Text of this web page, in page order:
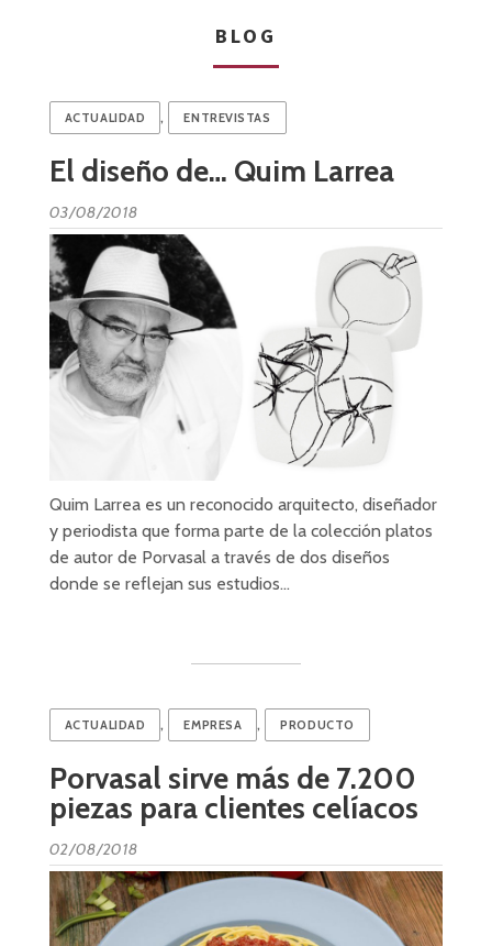
BLOG
ACTUALIDAD , ENTREVISTAS
El diseño de… Quim Larrea
03/08/2018
Quim Larrea es un reconocido arquitecto, diseñador
y periodista que forma parte de la colección platos
de autor de Porvasal a través de dos diseños
donde se reflejan sus estudios…
ACTUALIDAD , EMPRESA , PRODUCTO
Porvasal sirve más de 7.200
piezas para clientes celíacos
02/08/2018